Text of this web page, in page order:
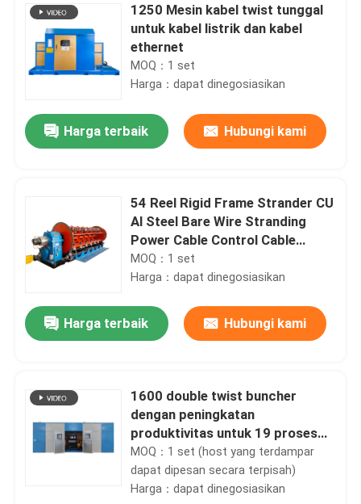
Beranda
Produk
1250 Mesin kabel twist tunggal
untuk kabel listrik dan kabel
ethernet
MOQ：1 set
Harga：dapat dinegosiasikan
Harga terbaik Hubungi kami
54 Reel Rigid Frame Strander CU
Al Steel Bare Wire Stranding
Power Cable Control Cable
Overhead Cable
MOQ：1 set
Harga：dapat dinegosiasikan
Harga terbaik Hubungi kami
1600 double twist buncher
dengan peningkatan
produktivitas untuk 19 proses
stranding inti
MOQ：1 set (host yang terdampar
dapat dipesan secara terpisah)
Harga：dapat dinegosiasikan